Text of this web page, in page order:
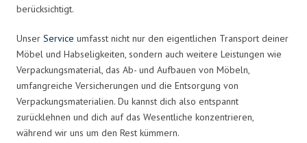
berücksichtigt.
Unser Service umfasst nicht nur den eigentlichen Transport deiner
Möbel und Habseligkeiten, sondern auch weitere Leistungen wie
Verpackungsmaterial, das Ab- und Aufbauen von Möbeln,
umfangreiche Versicherungen und die Entsorgung von
Verpackungsmaterialien. Du kannst dich also entspannt
zurücklehnen und dich auf das Wesentliche konzentrieren,
während wir uns um den Rest kümmern.